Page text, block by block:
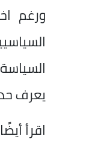
ورغم
يعرف
اقرأ